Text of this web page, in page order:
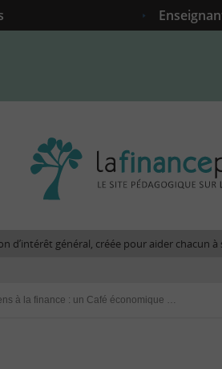
d’intérêt général, créée pour aider chacun
Donner du sens à la finance : un Café économique sur les nouveaux modes de financement